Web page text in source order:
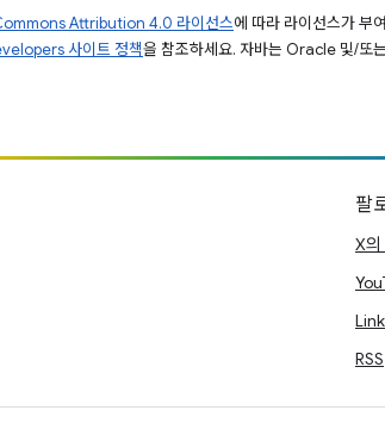
Attribution 4.0 라이선스에 따라 라이선스가 부
사이트 정책을 참조하세요. 자바는 Oracle 및/또
팔
X
RSS